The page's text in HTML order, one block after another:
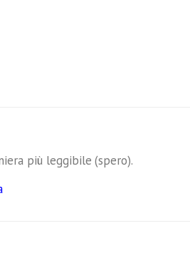
più leggibile (spero).